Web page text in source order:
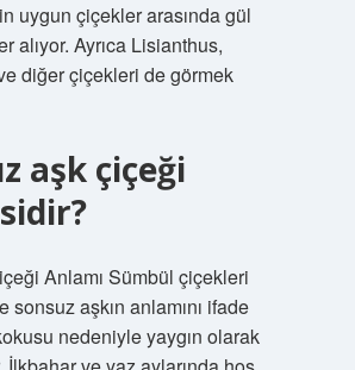
uygun çiçekler arasında gül
alıyor. Ayrıca Lisianthus,
diğer çiçekleri de görmek
aşk çiçeği
Anlamı Sümbül çiçekleri
sonsuz aşkın anlamını ifade
nedeniyle yaygın olarak